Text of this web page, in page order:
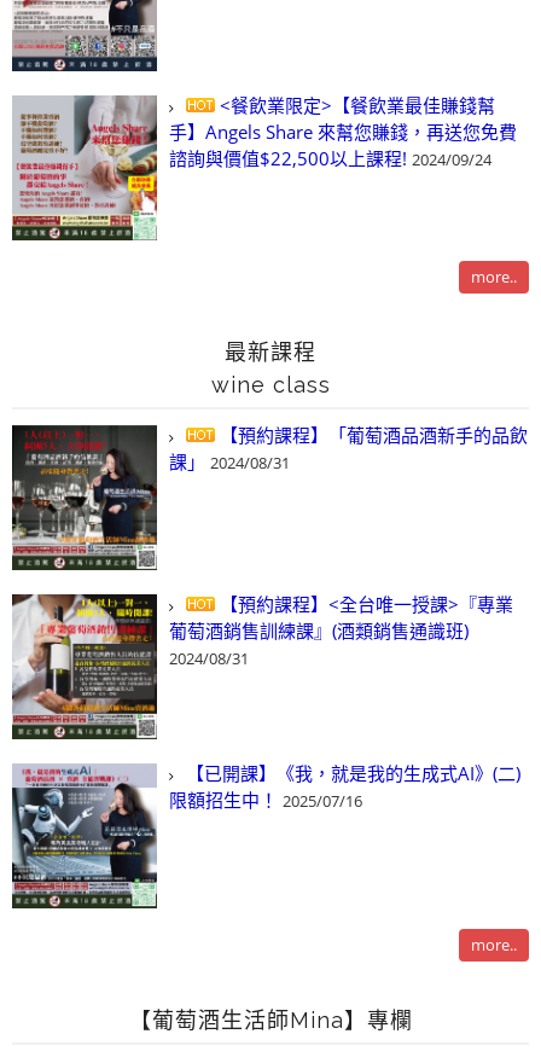
<餐飲業限定>【餐飲業最佳賺錢幫
手】Angels Share 來幫您賺錢，再送您免費
諮詢與價值$22,500以上課程! 2024/09/24
more..
最新課程
wine class
【預約課程】「葡萄酒品酒新手的品飲
課」
2024/08/31
【預約課程】<全台唯一授課>『專業
葡萄酒銷售訓練課』(酒類銷售通識班)
2024/08/31
【已開課】《我，就是我的生成式AI》(二)
限額招生中！ 2025/07/16
more..
【葡萄酒生活師Mina】專欄